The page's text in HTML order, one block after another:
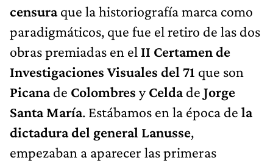
censuraque la historiografía marca como
paradigmáticos, que fue el retiro de las dos
obras premiadas en el II Certamen de
Investigaciones Visuales del 71 que son
Picanade Colombres yCeldade Jorge
Santa María. Estábamos en la época de la
dictadura del general Lanusse,
empezaban a aparecer las primeras